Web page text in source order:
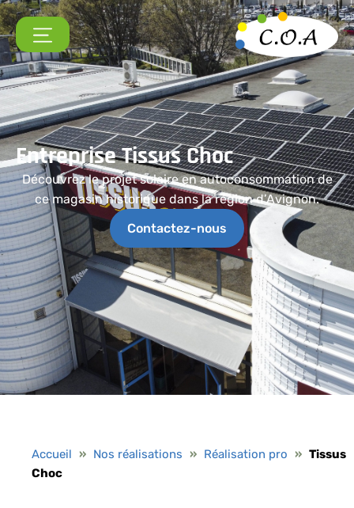
Entreprise Tissus Choc
Découvrez le projet solaire en autoconsommation de
ce magasin historique dans la région d’Avignon.
Contactez-nous
Accueil » Nos réalisations » Réalisation pro » Tissus
Choc